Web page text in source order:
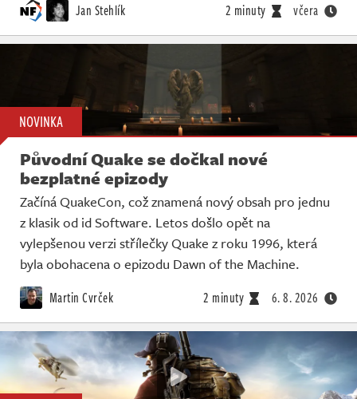
Jan Stehlík 2 minuty včera
NOVINKA
Původní Quake se dočkal nové
bezplatné epizody
Začíná QuakeCon, což znamená nový obsah pro jednu
z klasik od id Software. Letos došlo opět na
vylepšenou verzi střílečky Quake z roku 1996, která
byla obohacena o epizodu Dawn of the Machine.
Martin Cvrček 2 minuty 6. 8. 2026